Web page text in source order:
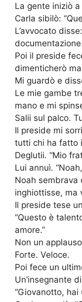
La gente iniziò
Carla sibilò:
L’avvocato
Poi il preside
dimenticherò
Mi guardò e
Le mie gambe
mano e mi
Salii sul palco.
Il preside mi
tutti chi ha fatto
Deglutii. “Mio
Lui annuì.
Noah sembrava
inghiottisse, ma
Il preside tese
“Questo è
amore.”
Non un
Forte. Veloce.
Poi fece un
Un’insegnante
“Giovanotto, hai